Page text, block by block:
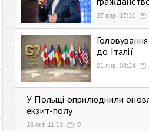
27 апр, 17:31
до Італії
01 янв, 08:24
У Польщі оприлюднили
екзит-полу
16 окт, 11:13 0